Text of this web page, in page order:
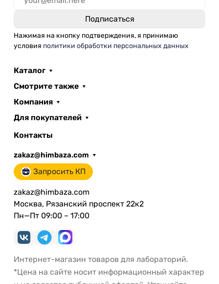
Нажимая на кнопку подтверждения, я принимаю
условия политики обработки персональных данных
Каталог
Смотрите также
Компания
Для покупателей
Контакты
zakaz@himbaza.com
Запросить КП
zakaz@himbaza.com
Москва, Рязанский проспект 22к2
Пн—Пт 09:00 – 17:00
Интернет-магазин товаров для лабораторий.
*Цена на сайте носит информационный характер